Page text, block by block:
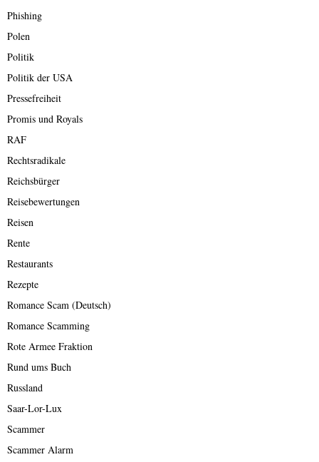
Phishing
Polen
Politik
Politik der USA
Pressefreiheit
Promis und Royals
RAF
Rechtsradikale
Reichsbürger
Reisebewertungen
Reisen
Rente
Restaurants
Rezepte
Romance Scam (Deutsch)
Romance Scamming
Rote Armee Fraktion
Rund ums Buch
Russland
Saar-Lor-Lux
Scammer
Scammer Alarm